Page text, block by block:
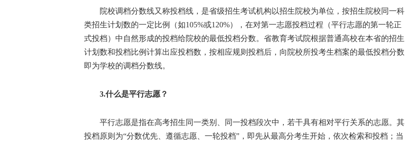
院校调档分数线又称投档线，是省级招生考试机构以招生院校为单位，按招生院校同一科
类招生计划数的一定比例（如105%或120%），在对第一志愿投档过程（平行志愿的第一轮正
式投档）中自然形成的投档给院校的最低投档分数。省教育考试院根据普通高校在本省的招生
计划数和投档比例计算出应投档数，按相应规则投档后，向院校所投考生档案的最低投档分数
即为学校的调档分数线。
3.什么是平行志愿？
平行志愿是指在高考招生同一类别、同一投档段次中，若干具有相对平行关系的志愿。其
投档原则为“分数优先、遵循志愿、一轮投档”，即先从最高分考生开始，依次检索和投档；当